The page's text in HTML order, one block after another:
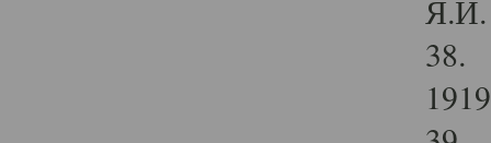
Я.И.
38.